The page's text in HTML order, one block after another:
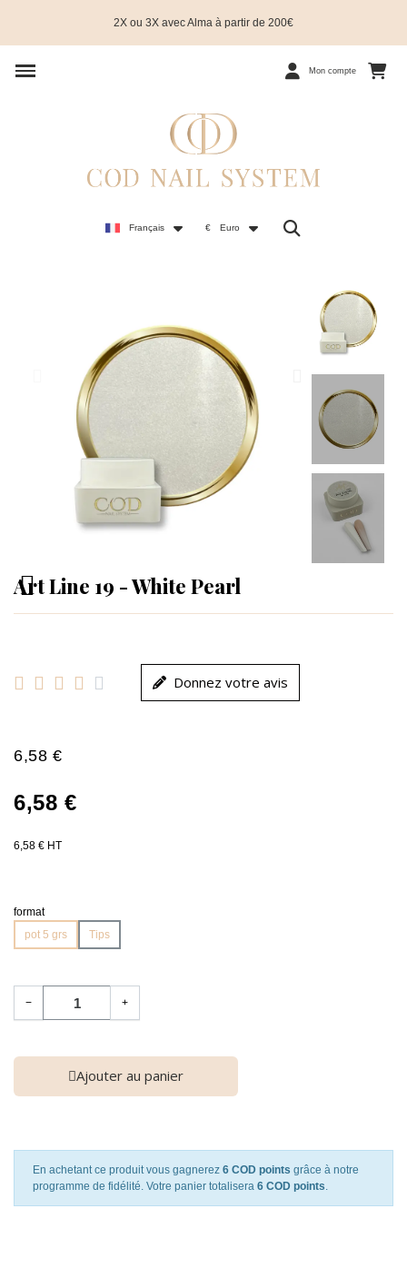
2X ou 3X avec Alma à partir de 200€
Mon compte
Français € Euro
Art Line 19 - White Pearl
     Donnez votre avis
6,58 €
6,58 €
6,58 € HT
format
pot 5 grs
Tips
− +
Ajouter au panier
En achetant ce produit vous gagnerez 6 COD points grâce à notre
programme de fidélité. Votre panier totalisera 6 COD points.